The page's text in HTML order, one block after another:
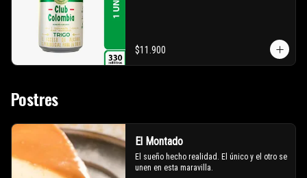
$11.900
Postres
El Montado
El sueño hecho realidad. El único y el otro se
unen en esta maravilla.